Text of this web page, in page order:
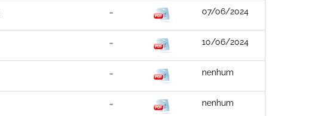
07/06/2024
10/06/2024
nenhum
nenhum